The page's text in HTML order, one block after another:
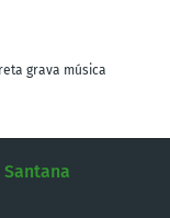
grava música